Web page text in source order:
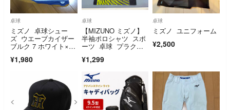
卓球
ミズノ 卓球シュー
ズ ウエーブカイザー
ブルク 7 ホワイト×ブ
¥1,980
卓球
【MIZUNO ミズノ】
半袖ポロシャツ スポ
ーツ 卓球 プラクテ
¥1,299
卓球
ミズノ ユニフォーム
¥2,500